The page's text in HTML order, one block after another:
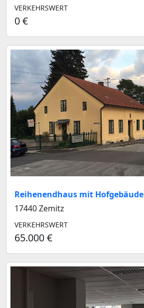
VERKEHRSWERT
0 €
Reihenendhaus mit Hofgebäude
17440 Zemitz
VERKEHRSWERT
65.000 €